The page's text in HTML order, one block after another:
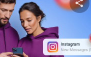
שתף מאמר זה